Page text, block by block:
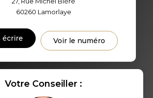
PART DES MÉNAGES SANS
VOITURE
: SUPERFICIE :
RESTAURANTS ET CAFÉS
60260 Lamorlaye
écrire Voir le numéro
Votre Conseiller :